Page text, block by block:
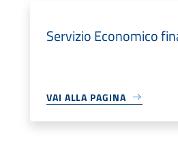
Servizio Economico
VAI ALLA PAGINA